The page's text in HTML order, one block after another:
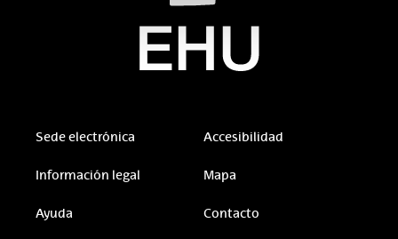
Sede electrónica Accesibilidad
Información legal Mapa
Ayuda Contacto